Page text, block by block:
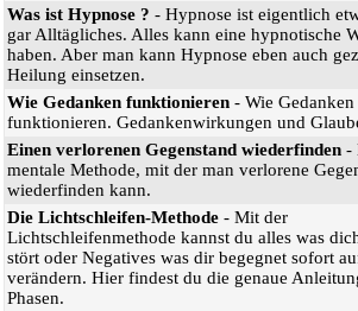
Was ist Hypnose ? - Hypnose ist eigentlich
gar Alltägliches. Alles kann eine hypnotische
haben. Aber man kann Hypnose eben auch
Heilung einsetzen.
Wie Gedanken funktionieren - Wie Gedanken
funktionieren. Gedankenwirkungen und
Einen verlorenen Gegenstand wiederfinden -
mentale Methode, mit der man verlorene
wiederfinden kann.
Die Lichtschleifen-Methode - Mit der
Lichtschleifenmethode kannst du alles was
stört oder Negatives was dir begegnet sofort
verändern. Hier findest du die genaue
Phasen.